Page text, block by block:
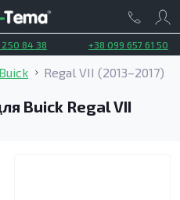
84 38 +38 099 657 61 50
Buick Regal VII (2013–2017)
Buick Regal VII